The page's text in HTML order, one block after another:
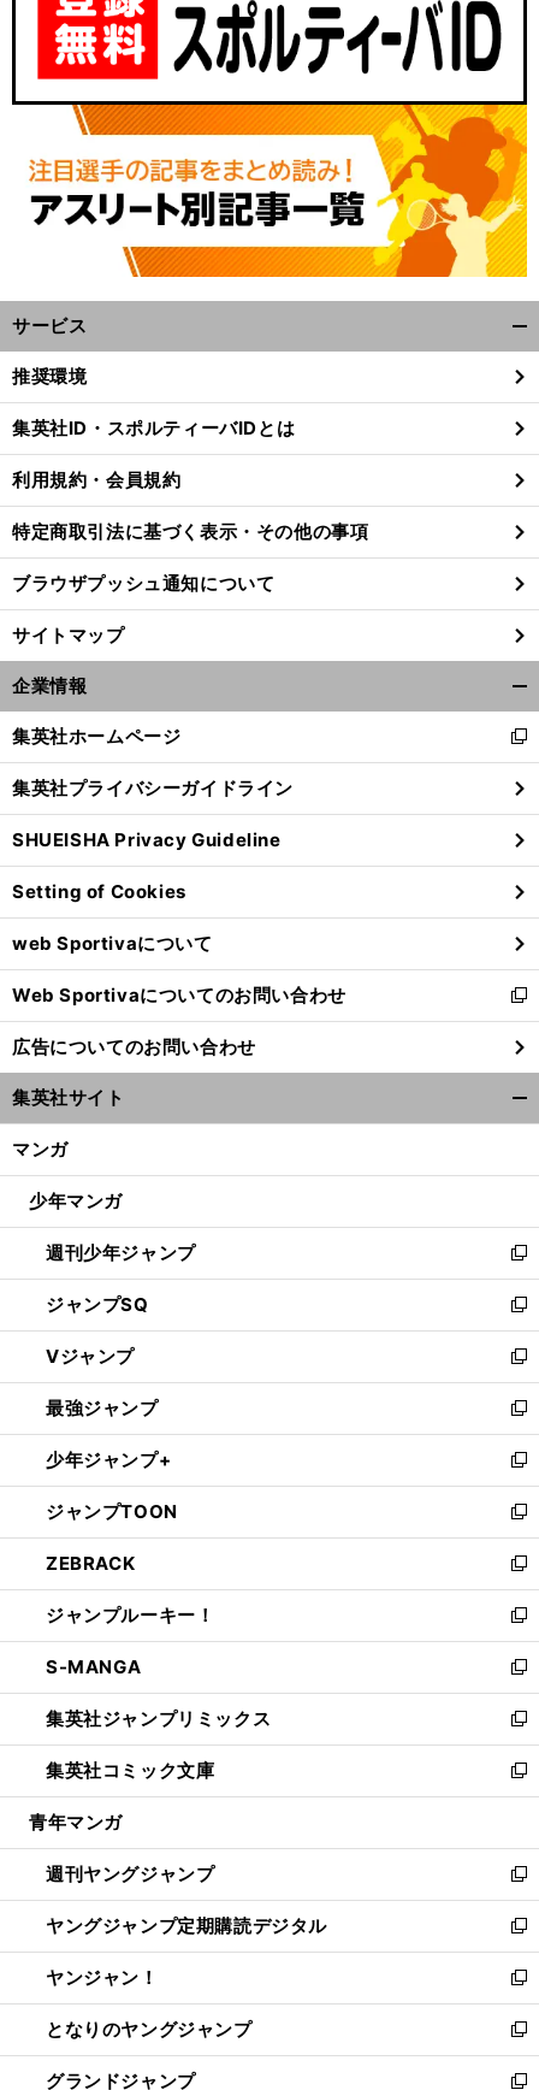
【
サ
ッカー黄金世代の実態 】
黄金世代 ・
石川竜也は小野伸二のひと言で貴重なゴールを決めた
サービス
閉
る
推奨環境
集英社ID・スポルティーバIDとは
利用規約・会員規約
特定商取引法に基づく表示・その他の事項
ブラウザプッシュ通知について
サイトマップ
企業情報
閉
る
集英社ホームページ
新
し
い
ウ
ィ
ン
ド
ウ
で
開
く
集英社プライバシーガイドライン
SHUEISHA Privacy Guideline
Setting of Cookies
web Sportivaについて
Web Sportivaについてのお問い合わせ
新
し
い
ウ
ィ
ン
ウ
開
く
広告についてのお問い合わせ
集英社サイト
マンガ
少年マンガ
週刊少年ジャンプ
新
し
い
ウ
ィ
ン
ド
ウ
で
開
く
ジャンプSQ
新
し
い
ウ
ィ
ン
ド
ウ
で
開
く
Vジャンプ
新
し
い
ウ
ィ
ン
ド
ウ
で
開
く
最強ジャンプ
新
し
い
ウ
ィ
ン
ド
ウ
で
開
く
少年ジャンプ+
新
し
い
ウ
ィ
ン
ド
ウ
で
開
く
ジャンプTOON
新
し
い
ウ
ィ
ン
ド
ウ
で
開
く
ZEBRACK
新
し
い
ウ
ィ
ン
ド
ウ
で
開
ジャンプルーキー！
新
し
い
ウ
ィ
ン
ド
ウ
開
く
S-MANGA
新
し
い
ウ
ィ
ン
ウ
で
開
く
集英社ジャンプリミックス
新
し
い
ウ
ン
ド
ウ
で
開
く
集英社コミック文庫
新
し
ウ
ィ
ン
ド
ウ
で
開
く
青年マンガ
週刊ヤングジャンプ
新
し
い
ウ
ィ
ン
ド
ウ
で
ヤングジャンプ定期購読デジタル
新
し
い
ウ
ィ
ン
ド
ヤンジャン！
新
し
い
ウ
ィ
となりのヤングジャンプ
新
し
い
グランドジャンプ